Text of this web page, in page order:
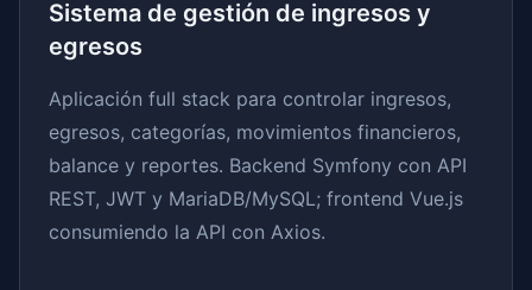
Sistema de gestión de ingresos y
egresos
Aplicación full stack para controlar ingresos,
egresos, categorías, movimientos financieros,
balance y reportes. Backend Symfony con API
REST, JWT y MariaDB/MySQL; frontend Vue.js
consumiendo la API con Axios.